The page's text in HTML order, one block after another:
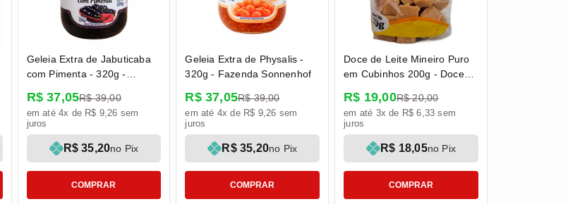
Geleia Extra de Jabuticaba
com Pimenta - 320g -
R$ 37,05R$ 39,00
R$ 35,20no Pix
em até 4x de R$ 9,26 sem
juros
COMPRAR
Geleia Extra de Physalis -
320g - Fazenda Sonnenhof
R$ 37,05R$ 39,00
R$ 35,20no Pix
em até 4x de R$ 9,26 sem
juros
COMPRAR
Doce de Leite Mineiro Puro
em Cubinhos 200g - Doces
R$ 19,00R$ 20,00
R$ 18,05no Pix
em até 3x de R$ 6,33 sem
juros
COMPRAR